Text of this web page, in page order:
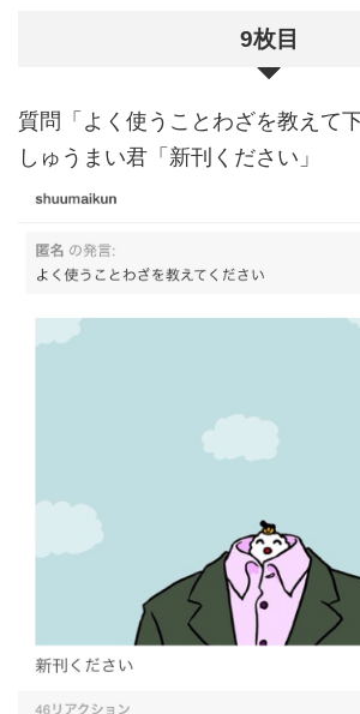
9枚目
質問「よく使うことわざを教えて下
しゅうまい君「新刊ください」